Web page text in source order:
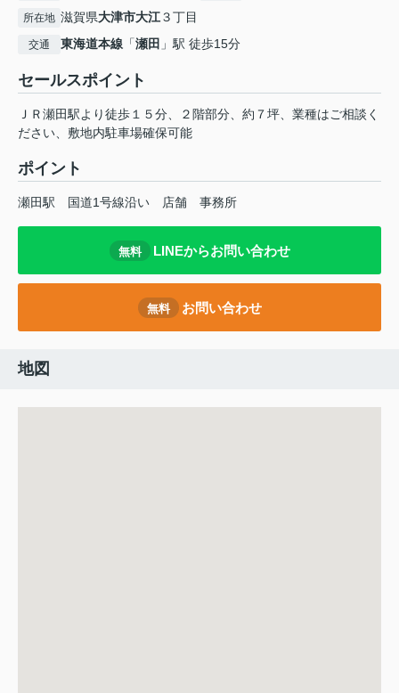
所在地 滋賀県大津市大江３丁目
交通 東海道本線 「瀬田 」駅 徒歩15分
セールスポイント
ＪＲ瀬田駅より徒歩１５分、２階部分、約７坪、業種はご相談く
ださい、敷地内駐車場確保可能
ポイント
瀬田駅 国道1号線沿い 店舗 事務所
無料 LINEからお問い合わせ
無料 お問い合わせ
地図